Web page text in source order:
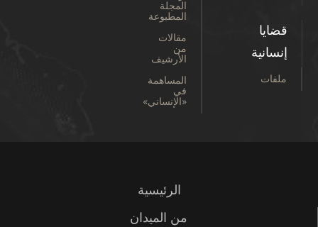
قضايا
إنسانية
ملفات
المجلة
المطبوعة
مقالات
من
الأرشيف
المساهمة
في
«الإنساني»
الرئيسية
من الميدان